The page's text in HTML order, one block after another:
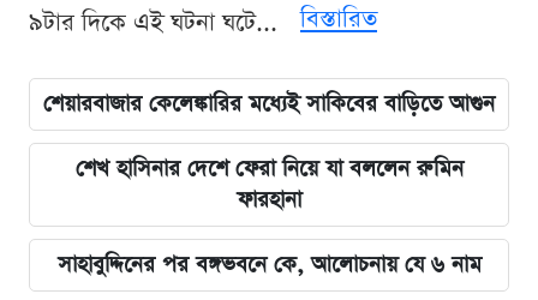
৯টার দিকে এই ঘটনা ঘটে...
বিস্তারিত
শেয়ারবাজার কেলেঙ্কারির মধ্যেই সাকিবের বাড়িতে আগুন
শেখ হাসিনার দেশে ফেরা নিয়ে যা বললেন রুমিন
ফারহানা
সাহাবুদ্দিনের পর বঙ্গভবনে কে, আলোচনায় যে ৬ নাম